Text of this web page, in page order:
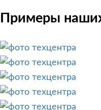
Примеры